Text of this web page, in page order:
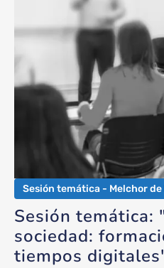
Sesión temática - Melchor de
Sesión temática:
sociedad:
tiempos